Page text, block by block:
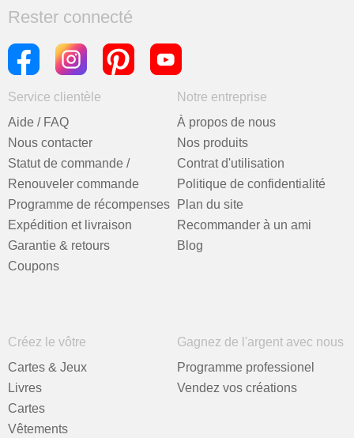
Rester connecté
Service clientèle
Aide / FAQ
Nous contacter
Statut de commande /
Renouveler commande
Programme de récompenses
Expédition et livraison
Garantie & retours
Coupons
Notre entreprise
À propos de nous
Nos produits
Contrat d'utilisation
Politique de confidentialité
Plan du site
Recommander à un ami
Blog
Créez le vôtre
Cartes & Jeux
Livres
Cartes
Vêtements
Gagnez de l'argent avec nous
Programme professionel
Vendez vos créations